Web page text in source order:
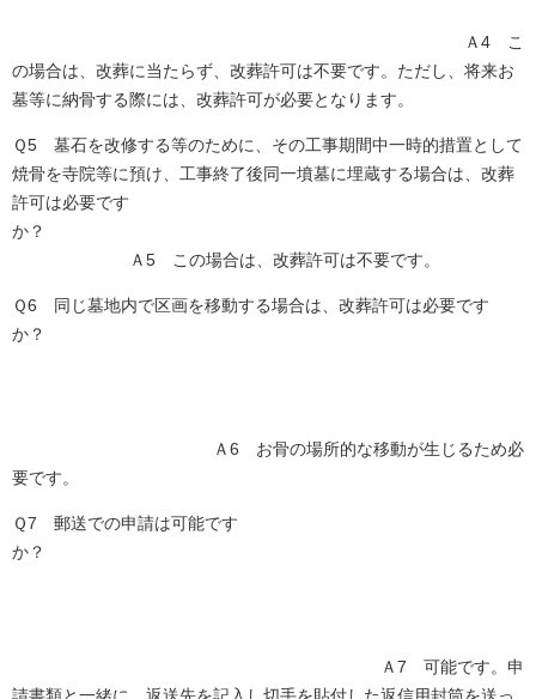
Ａ4 こ
の場合は、改葬に当たらず、改葬許可は不要です。ただし、将来お
墓等に納骨する際には、改葬許可が必要となります。
Ｑ5 墓石を改修する等のために、その工事期間中一時的措置として
焼骨を寺院等に預け、工事終了後同一墳墓に埋蔵する場合は、改葬
許可は必要です
か？
Ａ5 この場合は、改葬許可は不要です。
Ｑ6 同じ墓地内で区画を移動する場合は、改葬許可は必要です
か？
Ａ6 お骨の場所的な移動が生じるため必
要です。
Ｑ7 郵送での申請は可能です
か？
Ａ7 可能です。申